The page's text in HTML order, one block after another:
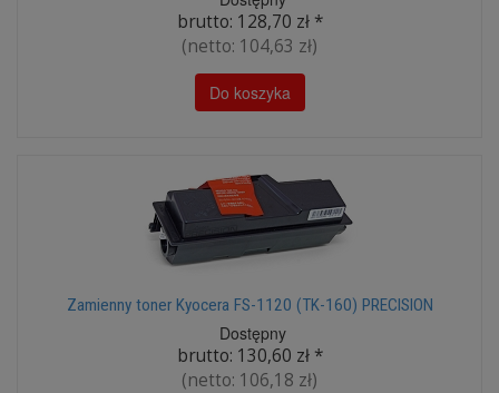
brutto: 128,70 zł*
(netto: 104,63 zł)
Do koszyka
Zamienny toner Kyocera FS-1120 (TK-160) PRECISION
Dostępny
brutto: 130,60 zł*
(netto: 106,18 zł)